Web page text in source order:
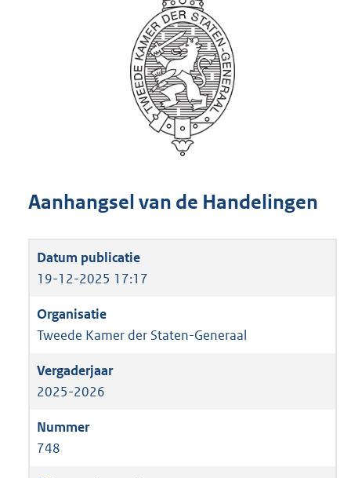
Aanhangsel van de Handelingen
19-12-2025 17:17
Tweede Kamer der Staten-Generaal
2025-2026
748